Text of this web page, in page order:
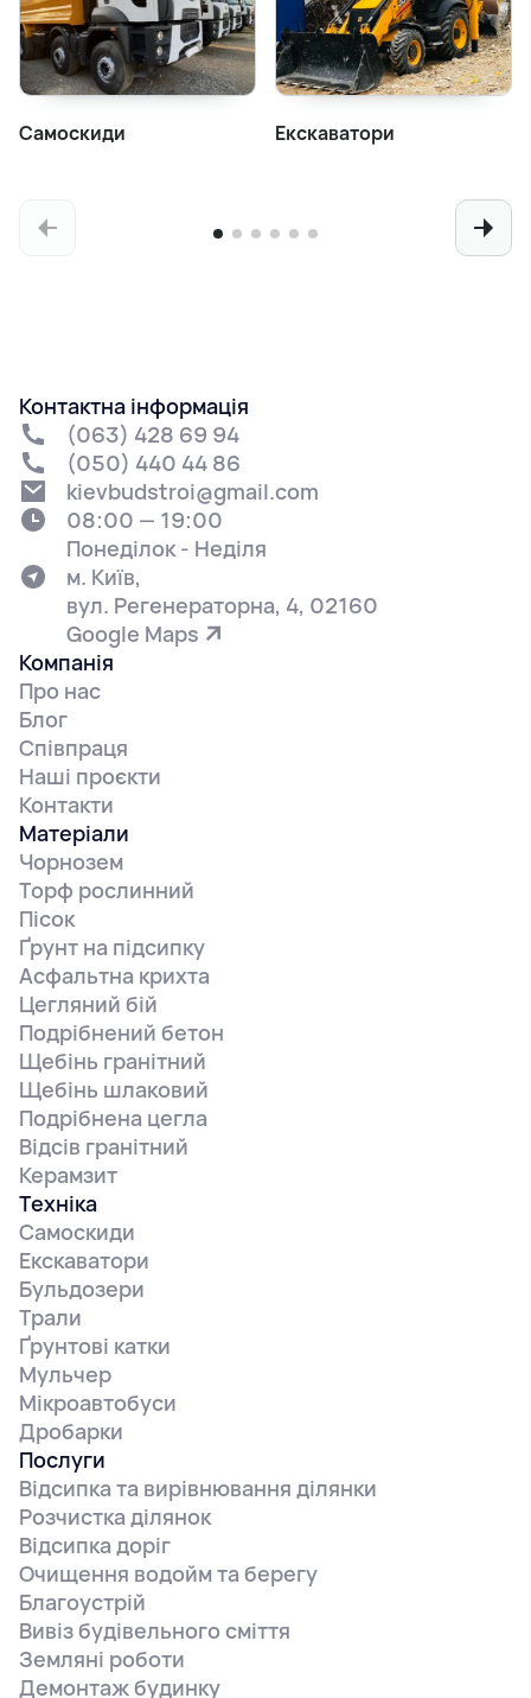
Самоскиди Екскаватори
Компанія
Про нас
Блог
Співпраця
Наші проєкти
Контакти
Контактна інформація
(063) 428 69 94
(050) 440 44 86
kievbudstroi@gmail.com
08:00 — 19:00
Понеділок - Неділя
м. Київ,
вул. Регенераторна, 4, 02160
Google Maps
Матеріали
Чорнозем
Торф рослинний
Пісок
Ґрунт на підсипку
Асфальтна крихта
Цегляний бій
Подрібнений бетон
Щебінь гранітний
Щебінь шлаковий
Подрібнена цегла
Відсів гранітний
Керамзит
Техніка
Самоскиди
Екскаватори
Бульдозери
Трали
Ґрунтові катки
Мульчер
Мікроавтобуси
Дробарки
Послуги
Відсипка та вирівнювання ділянки
Розчистка ділянок
Відсипка доріг
Очищення водойм та берегу
Благоустрій
Вивіз будівельного сміття
Земляні роботи
Демонтаж будинку